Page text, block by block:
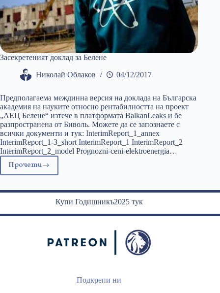
Засекретеният доклад за Белене
Николай Облаков 04/12/2017
Предполагаема междинна версия на доклада на Българска
академия на науките относно рентабилността на проект
„АЕЦ Белене“ изтече в платформата BalkanLeaks и бе
разпространена от Биволь. Можете да се запознаете с
всички документи и тук: InterimReport_1_annex
InterimReport_1-3_short InterimReport_1 InterimReport_2
InterimReport_2_model Prognozni-ceni-elektroenergia…
ПрочетиЗасекретеният
за
Купи Годишникъ2025 тук
Подкрепи ни